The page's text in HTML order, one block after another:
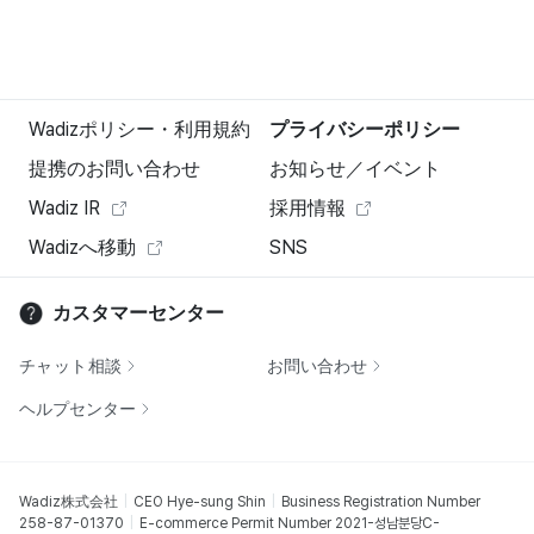
Wadizポリシー・利用規約
プライバシーポリシー
提携のお問い合わせ
お知らせ／イベント
Wadiz IR
採用情報
Wadizへ移動
SNS
カスタマーセンター
チャット相談 お問い合わせ
ヘルプセンター
Wadiz株式会社 CEO Hye-sung Shin
Business Registration Number
258-87-01370
E-commerce Permit Number 2021-성남분당C-